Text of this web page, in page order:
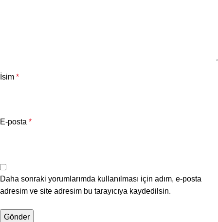
İsim *
E-posta *
Daha sonraki yorumlarımda kullanılması için adım, e-posta
adresim ve site adresim bu tarayıcıya kaydedilsin.